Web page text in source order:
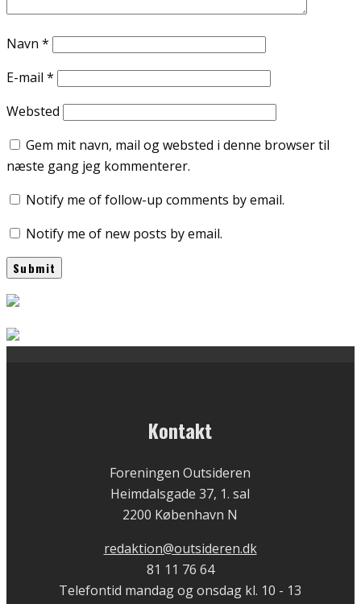
Navn *
E-mail *
Websted
Gem mit navn, mail og websted i denne browser til
næste gang jeg kommenterer.
Notify me of follow-up comments by email.
Notify me of new posts by email.
Kontakt
Foreningen Outsideren
Heimdalsgade 37, 1. sal
2200 København N
redaktion@outsideren.dk
81 11 76 64
Telefontid mandag og onsdag kl. 10 - 13